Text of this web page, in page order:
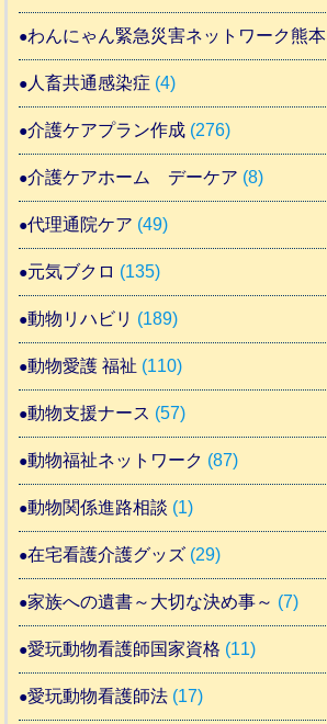
わんにゃん緊急災害ネットワーク熊本
人畜共通感染症 (4)
介護ケアプラン作成 (276)
介護ケアホーム デーケア (8)
代理通院ケア (49)
元気ブクロ (135)
動物リハビリ (189)
動物愛護 福祉 (110)
動物支援ナース (57)
動物福祉ネットワーク (87)
動物関係進路相談 (1)
在宅看護介護グッズ (29)
家族への遺書～大切な決め事～ (7)
愛玩動物看護師国家資格 (11)
愛玩動物看護師法 (17)